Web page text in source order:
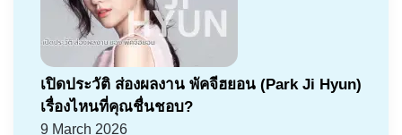
เปิดประวัติ ส่องผลงาน พัคจีฮยอน (Park Ji Hyun)
เรื่องไหนที่คุณชื่นชอบ?
9 March 2026